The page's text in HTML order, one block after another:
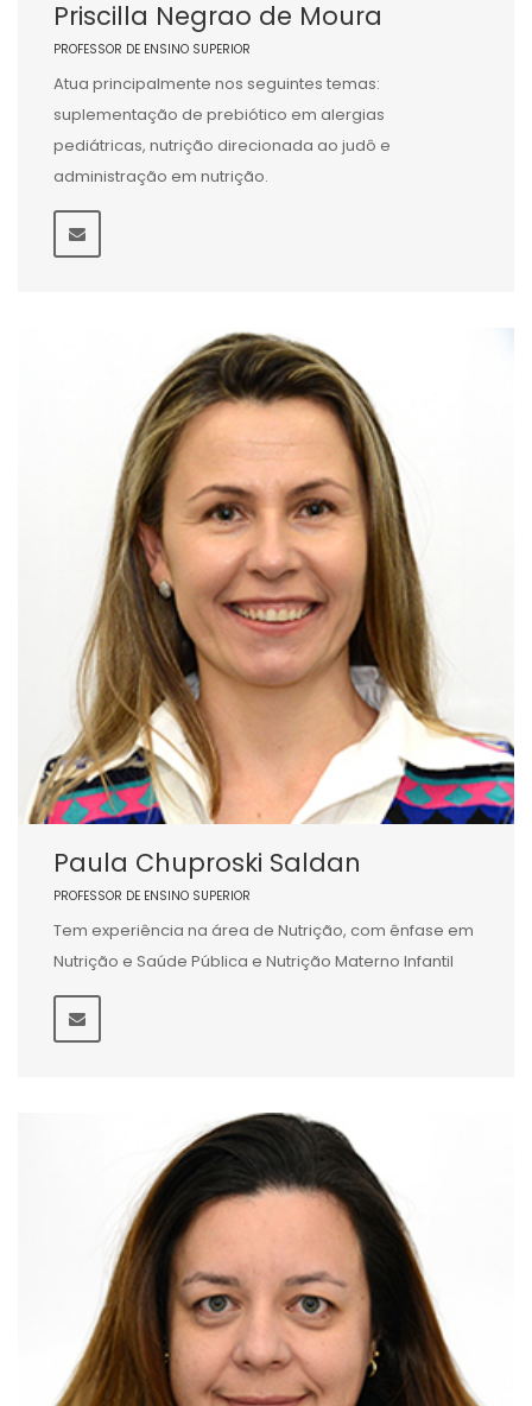
Priscilla Negrao de Moura
PROFESSOR DE ENSINO SUPERIOR
Atua principalmente nos seguintes temas:
suplementação de prebiótico em alergias
pediátricas, nutrição direcionada ao judô e
administração em nutrição.
Paula Chuproski Saldan
PROFESSOR DE ENSINO SUPERIOR
Tem experiência na área de Nutrição, com ênfase em
Nutrição e Saúde Pública e Nutrição Materno Infantil